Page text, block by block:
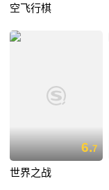
空飞行棋
6.7
世界之战